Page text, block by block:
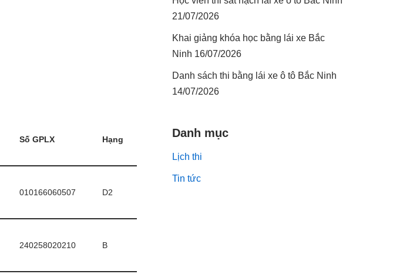
Số GPLX Hạng
010166060507 D2
240258020210 B
21/07/2026
Khai giảng khóa học bằng lái xe Bắc
Ninh 16/07/2026
Danh sách thi bằng lái xe ô tô Bắc Ninh
14/07/2026
Danh mục
Lịch thi
Tin tức